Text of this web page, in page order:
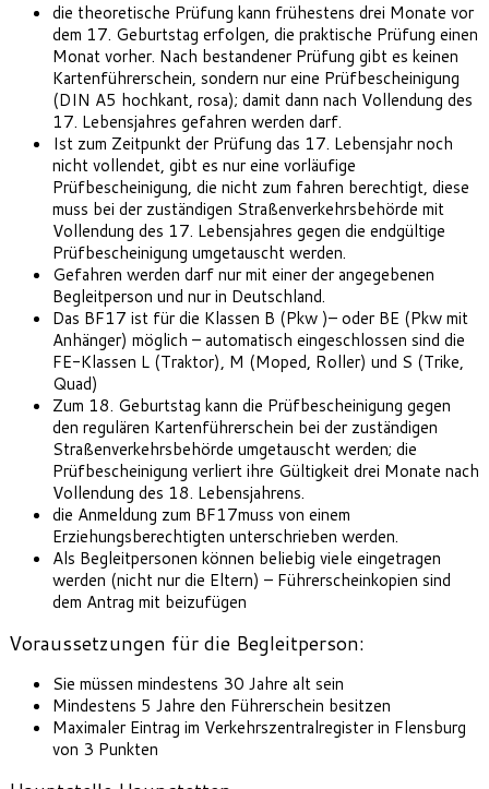
die theoretische Prüfung kann frühestens drei Monate vor
dem 17. Geburtstag erfolgen, die praktische Prüfung einen
Monat vorher. Nach bestandener Prüfung gibt es keinen
Karten­führerschein, sondern nur eine Prüfbescheinigung
(DIN A5 hochkant, rosa); damit dann nach Vollendung des
17. Lebens­jahres gefahren werden darf.
Ist zum Zeitpunkt der Prüfung das 17. Lebensjahr noch
nicht vollendet, gibt es nur eine vorläufige
Prüfbescheinigung, die nicht zum fahren berechtigt, diese
muss bei der zuständigen Straßen­verkehrs­behörde mit
Vollendung des 17. Lebensjahres gegen die endgültige
Prüfbescheinigung umgetauscht werden.
Gefahren werden darf nur mit einer der angegebenen
Begleit­person und nur in Deutschland.
Das BF17 ist für die Klassen B (Pkw )– oder BE (Pkw mit
Anhänger) möglich – automatisch eingeschlossen sind die
FE-Klassen L (Traktor), M (Moped, Roller) und S (Trike,
Quad)
Zum 18. Geburtstag kann die Prüfbescheinigung gegen
den regulären Kartenführerschein bei der zuständigen
Straßen­verkehrs­behörde umgetauscht werden; die
Prüfbescheinigung verliert ihre Gültigkeit drei Monate nach
Vollendung des 18. Lebensjahrens.
die Anmeldung zum BF17muss von einem
Erziehungsberechtigten unterschrieben werden.
Als Begleitpersonen können beliebig viele eingetragen
werden (nicht nur die Eltern) – Führer­schein­kopien sind
dem Antrag mit beizufügen
Voraussetzungen für die Begleitperson:
Sie müssen mindestens 30 Jahre alt sein
Mindestens 5 Jahre den Führerschein besitzen
Maximaler Eintrag im Verkehrszentralregister in Flensburg
von 3 Punkten